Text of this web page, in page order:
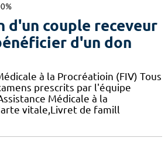
d'un couple receveur
d'un don
à la Procréatioin (FIV) Tous
prescrits par l'équipe
Médicale à la
vitale,Livret de famill